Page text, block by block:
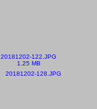
20181202-122.JPG
1.25 MB